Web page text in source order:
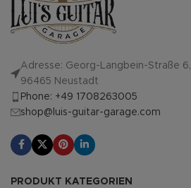
Adresse: Georg-Langbein-Straße 6,
96465 Neustadt
Phone: +49 1708263005
shop@luis-guitar-garage.com
PRODUKT KATEGORIEN